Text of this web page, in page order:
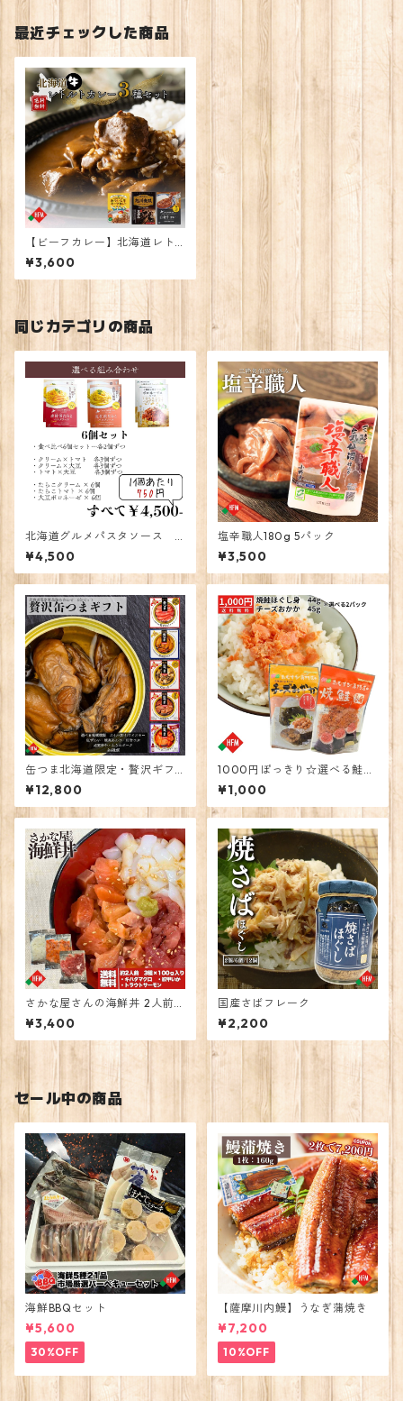
最近チェックした商品
【ビーフカレー】北海道レト
ルトカレー3種食べ比べ
¥3,600
同じカテゴリの商品
北海道グルメパスタソース 6
食
¥4,500
塩辛職人180g 5パック
¥3,500
缶つま北海道限定・贅沢ギフ
ト
¥12,800
1000円ぽっきり☆選べる鮭フ
レークorチーズおかか
¥1,000
さかな屋さんの海鮮丼 2人前 3
00g
¥3,400
国産さばフレーク
¥2,200
セール中の商品
海鮮BBQセット
¥5,600
30%OFF
【薩摩川内鰻】うなぎ蒲焼き
¥7,200
10%OFF